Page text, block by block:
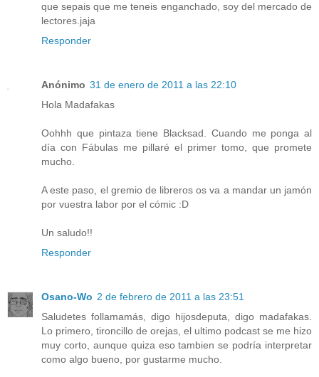
que sepais que me teneis enganchado, soy del mercado de
lectores.jaja
Responder
Anónimo 31 de enero de 2011 a las 22:10
Hola Madafakas
Oohhh que pintaza tiene Blacksad. Cuando me ponga al
día con Fábulas me pillaré el primer tomo, que promete
mucho.
A este paso, el gremio de libreros os va a mandar un jamón
por vuestra labor por el cómic :D
Un saludo!!
Responder
Osano-Wo 2 de febrero de 2011 a las 23:51
Saludetes follamamás, digo hijosdeputa, digo madafakas.
Lo primero, tironcillo de orejas, el ultimo podcast se me hizo
muy corto, aunque quiza eso tambien se podría interpretar
como algo bueno, por gustarme mucho.